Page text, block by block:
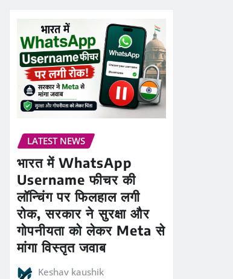
LATEST NEWS
भारत में WhatsApp
Username फीचर की
लॉन्चिंग पर फिलहाल लगी
रोक, सरकार ने सुरक्षा और
गोपनीयता को लेकर Meta से
मांगा विस्तृत जवाब
Keshav kaushik